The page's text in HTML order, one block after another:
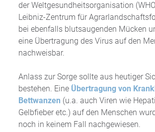
der Weltgesundheitsorganisation
Leibniz-Zentrum für
bei ebenfalls blutsaugenden Mücken
eine Übertragung des Virus auf den
nachweisbar.
Anlass zur Sorge sollte aus heutiger
bestehen. Eine Übertragung von
Bettwanzen (u.a. auch Viren wie
Gelbfieber etc.) auf den Menschen
noch in keinem Fall nachgewiesen.